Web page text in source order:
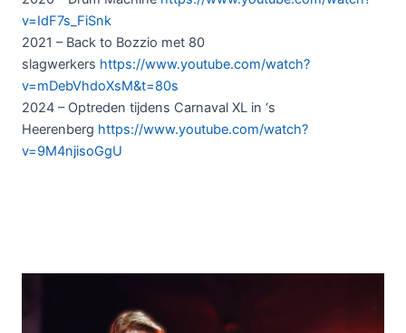
v=IdF7s_FiSnk
2021 – Back to Bozzio met 80
slagwerkers https://www.youtube.com/watch?
v=mDebVhdoXsM&t=80s
2024 – Optreden tijdens Carnaval XL in ‘s
Heerenberg https://www.youtube.com/watch?
v=9M4njisoGgU